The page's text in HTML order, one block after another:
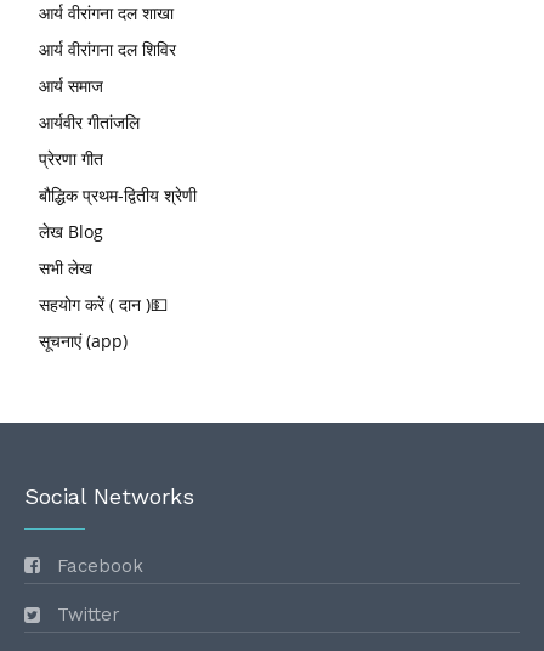
आर्य वीरांगना दल शाखा
आर्य वीरांगना दल शिविर
आर्य समाज
आर्यवीर गीतांजलि
प्रेरणा गीत
बौद्धिक प्रथम-द्वितीय श्रेणी
लेख Blog
सभी लेख
सहयोग करें ( दान )💵
सूचनाएं (app)
Social Networks
Facebook
Twitter